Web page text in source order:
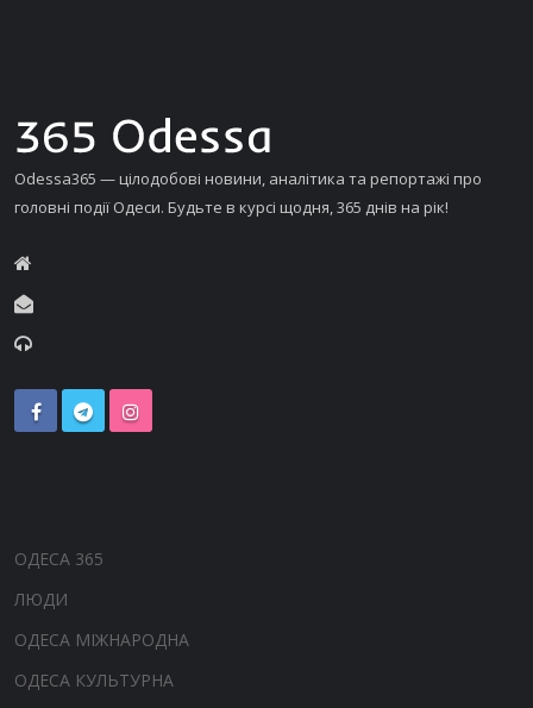
Odessa365 — цілодобові новини, аналітика та репортажі про
головні події Одеси. Будьте в курсі щодня, 365 днів на рік!
ОДЕСА 365
ЛЮДИ
ОДЕСА МІЖНАРОДНА
ОДЕСА КУЛЬТУРНА